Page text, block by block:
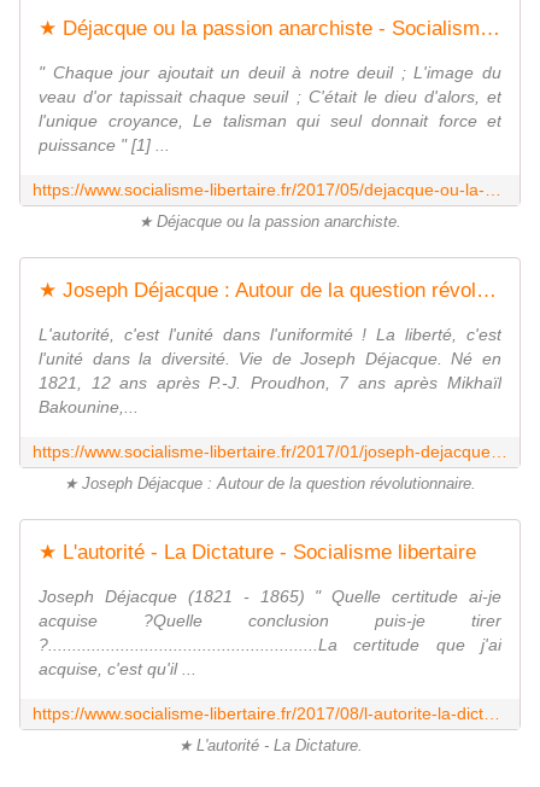
★ Déjacque ou la passion anarchiste - Socialisme libertaire
" Chaque jour ajoutait un deuil à notre deuil ; L'image du
veau d'or tapissait chaque seuil ; C'était le dieu d'alors, et
l'unique croyance, Le talisman qui seul donnait force et
puissance " [1] ...
★ Déjacque ou la passion anarchiste.
★ Joseph Déjacque : Autour de la question révolutionnaire - Socialisme libertaire
L'autorité, c'est l'unité dans l'uniformité ! La liberté, c'est
l'unité dans la diversité. Vie de Joseph Déjacque. Né en
1821, 12 ans après P.-J. Proudhon, 7 ans après Mikhaïl
Bakounine,...
★ Joseph Déjacque : Autour de la question révolutionnaire.
★ L'autorité - La Dictature - Socialisme libertaire
Joseph Déjacque (1821 - 1865) " Quelle certitude ai-je
acquise ?Quelle conclusion puis-je tirer
?........................................................La certitude que j'ai
acquise, c'est qu'il ...
★ L'autorité - La Dictature.